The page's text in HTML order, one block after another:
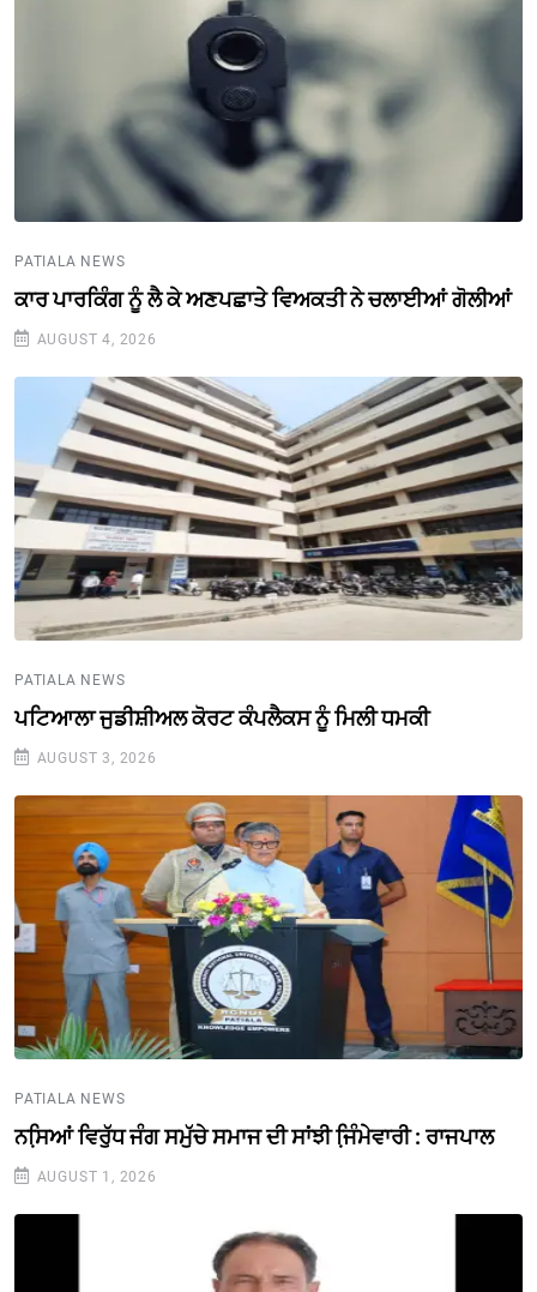
PATIALA NEWS
ਕਾਰ ਪਾਰਕਿੰਗ ਨੂੰ ਲੈ ਕੇ ਅਣਪਛਾਤੇ ਵਿਅਕਤੀ ਨੇ ਚਲਾਈਆਂ ਗੋਲੀਆਂ
AUGUST 4, 2026
PATIALA NEWS
ਪਟਿਆਲਾ ਜੁਡੀਸ਼ੀਅਲ ਕੋਰਟ ਕੰਪਲੈਕਸ ਨੂੰ ਮਿਲੀ ਧਮਕੀ
AUGUST 3, 2026
PATIALA NEWS
ਨਸਿ਼ਆਂ ਵਿਰੁੱਧ ਜੰਗ ਸਮੁੱਚੇ ਸਮਾਜ ਦੀ ਸਾਂਝੀ ਜਿ਼ੰਮੇਵਾਰੀ : ਰਾਜਪਾਲ
AUGUST 1, 2026